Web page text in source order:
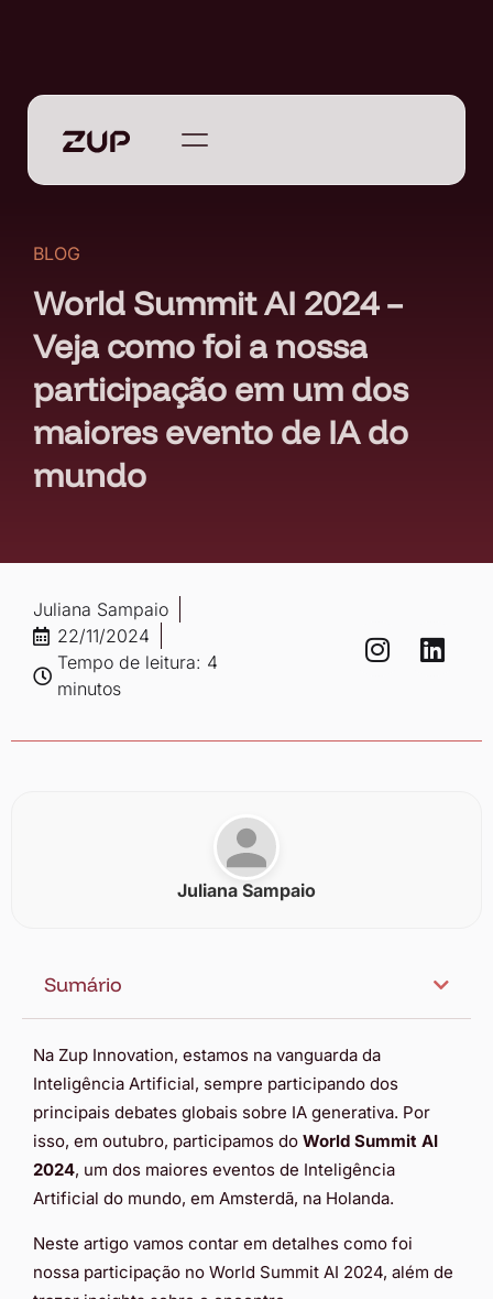
BLOG
World Summit AI 2024 –
Veja como foi a nossa
participação em um dos
maiores evento de IA do
mundo
Juliana Sampaio
22/11/2024
Tempo de leitura: 4
minutos
Na Zup Innovation, estamos na vanguarda da
Inteligência Artificial, sempre participando dos
principais debates globais sobre IA generativa. Por
isso, em outubro, participamos do World Summit AI
2024, um dos maiores eventos de Inteligência
Artificial do mundo, em Amsterdã, na Holanda.
Neste artigo vamos contar em detalhes como foi
nossa participação no World Summit AI 2024, além de
Juliana Sampaio
Sumário